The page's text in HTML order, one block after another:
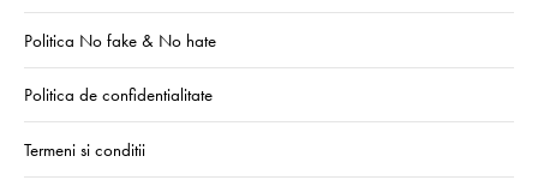
Politica No fake & No hate
Politica de confidentialitate
Termeni si conditii